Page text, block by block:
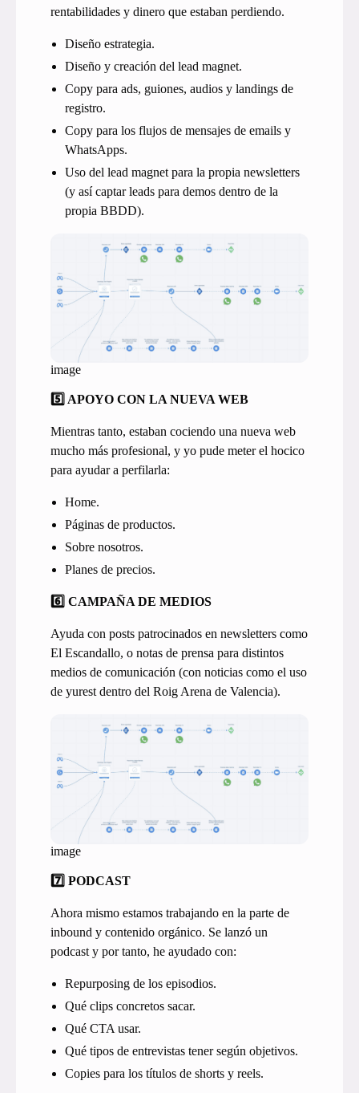
rentabilidades y dinero que estaban perdiendo.
Diseño estrategia.
Diseño y creación del lead magnet.
Copy para ads, guiones, audios y landings de
registro.
Copy para los flujos de mensajes de emails y
WhatsApps.
Uso del lead magnet para la propia newsletters
(y así captar leads para demos dentro de la
propia BBDD).
image
5️⃣ APOYO CON LA NUEVA WEB
Mientras tanto, estaban cociendo una nueva web
mucho más profesional, y yo pude meter el hocico
para ayudar a perfilarla:
Home.
Páginas de productos.
Sobre nosotros.
Planes de precios.
6️⃣ CAMPAÑA DE MEDIOS
Ayuda con posts patrocinados en newsletters como
El Escandallo, o notas de prensa para distintos
medios de comunicación (con noticias como el uso
de yurest dentro del Roig Arena de Valencia).
image
7️⃣ PODCAST
Ahora mismo estamos trabajando en la parte de
inbound y contenido orgánico. Se lanzó un
podcast y por tanto, he ayudado con:
Repurposing de los episodios.
Qué clips concretos sacar.
Qué CTA usar.
Qué tipos de entrevistas tener según objetivos.
Copies para los títulos de shorts y reels.